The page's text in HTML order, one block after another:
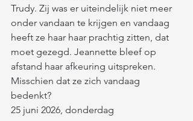
Trudy. Zij was er uiteindelijk niet meer
onder vandaan te krijgen en vandaag
heeft ze haar haar prachtig zitten, dat
moet gezegd. Jeannette bleef op
afstand haar afkeuring uitspreken.
Misschien dat ze zich vandaag
bedenkt?
25 juni 2026, donderdag